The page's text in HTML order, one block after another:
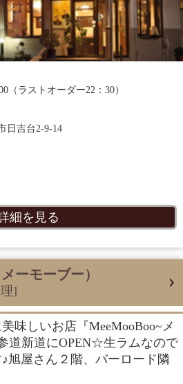
（ラストオーダー22：30）
日吉台2-9-14
細を見る
ーモーブー）
]
味しいお店『MeeMooBoo~メ
道新道にOPEN☆生ラムなので
旭屋さん２階、バーロード隣